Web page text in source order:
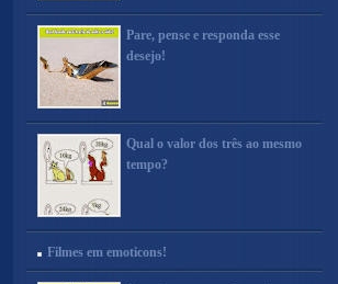
Pare, pense e responda esse
desejo!
Qual o valor dos três ao mesmo
tempo?
Filmes em emoticons!